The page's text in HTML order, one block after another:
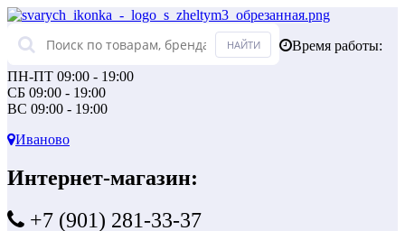
Время работы:
ПН-ПТ 09:00 - 19:00
СБ 09:00 - 19:00
ВС 09:00 - 19:00
Иваново
Интернет-магазин:
+7 (901) 281-33-37